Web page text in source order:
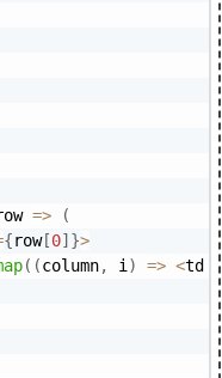
=>
(
{row[0] }>
( (column, i ) => <td